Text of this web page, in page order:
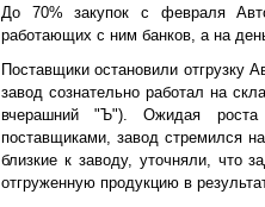
До 70% закупок с февраля
работающих с ним банков, а на
Поставщики остановили отгрузку
завод сознательно работал на
вчерашний "Ъ"). Ожидая
поставщиками, завод стремился
близкие к заводу, уточняли, что
отгруженную продукцию в